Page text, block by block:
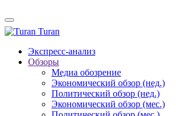
Turan
Экспресс-анализ
Обзоры
Медиа обозрение
Экономический обзор (нед.)
Политический обзор (нед.)
Экономический обзор (мес.)